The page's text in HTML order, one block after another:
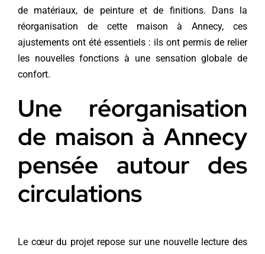
de matériaux, de peinture et de finitions. Dans la
réorganisation de cette maison à Annecy, ces
ajustements ont été essentiels : ils ont permis de relier
les nouvelles fonctions à une sensation globale de
confort.
Une réorganisation
de maison à Annecy
pensée autour des
circulations
Le cœur du projet repose sur une nouvelle lecture des